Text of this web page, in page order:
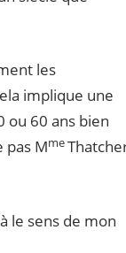
les
implique une
ou 60 ans bien
pas Mme
le sens de mon